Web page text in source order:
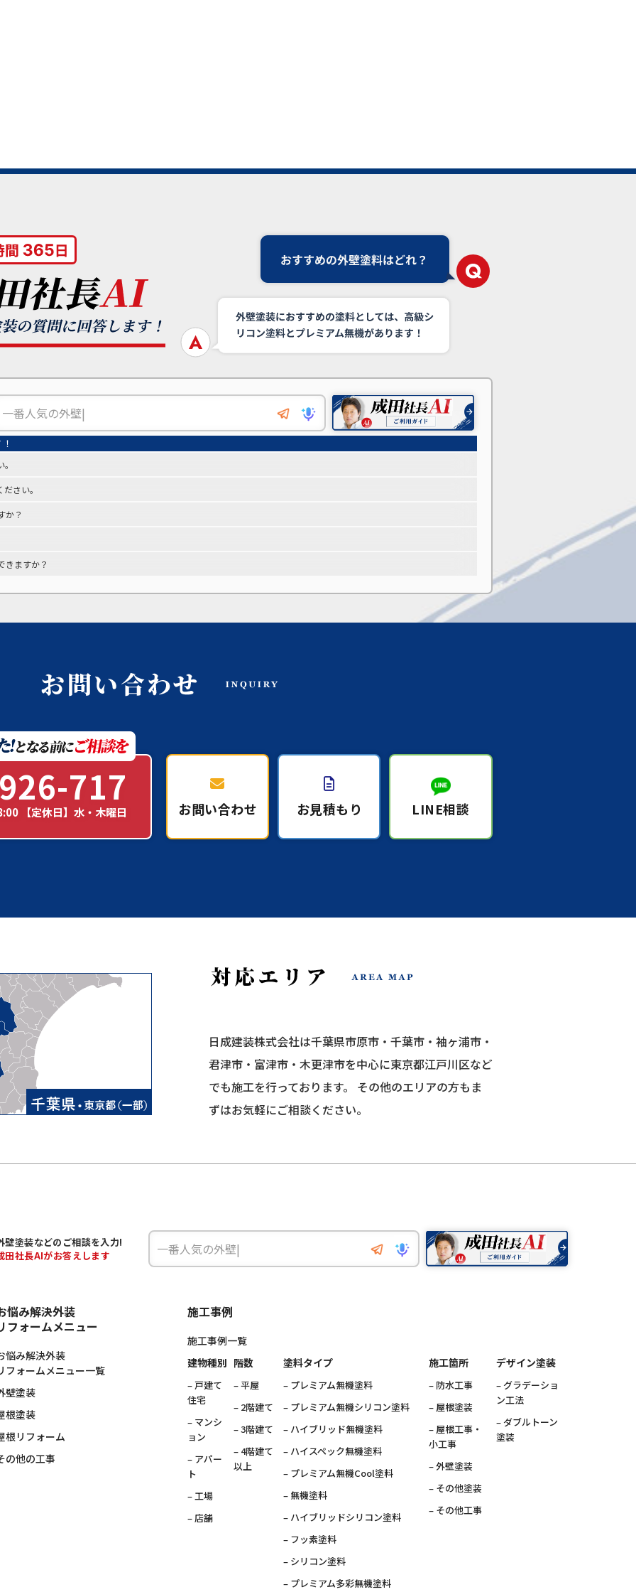
さい。
か？
きますか？
717
【定休日】水・木曜日 お問い合わせ お見積もり LINE相談
日成建装株式会社は千葉県市原市・千葉市・袖ヶ浦市・
君津市・富津市・木更津市を中心に東京都江戸川区など
でも施工を行っております。
その他のエリアの方もま
ずはお気軽にご相談ください。
壁塗装などの ご相談を入力!
田社長AIがお答えします
悩み解決外装
フォームメニュー
悩み解決外装
フォームメニュー一覧
壁塗装
根塗装
根リフォーム
の他の工事
施工事例
施工事例一覧
建物種別
– 戸建て
住宅
– マンシ
ョン
– アパー
ト
– 工場
– 店舗
階数
– 平屋
– 2階建て
– 3階建て
– 4階建て
以上
塗料タイプ
– プレミアム無機塗料
– プレミアム無機シリコン塗料
– ハイブリッド無機塗料
– ハイスペック無機塗料
– プレミアム無機Cool塗料
– 無機塗料
– ハイブリッドシリコン塗料
– フッ素塗料
– シリコン塗料
– プレミアム多彩無機塗料
施工箇所
– 防水工事
– 屋根塗装
– 屋根工事・
小工事
– 外壁塗装
– その他塗装
– その他工事
デザイン塗装
– グラデーショ
ン工法
– ダブルトーン
塗装